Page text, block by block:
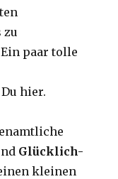
zu
paar tolle
hier.
Glücklich-
kleinen